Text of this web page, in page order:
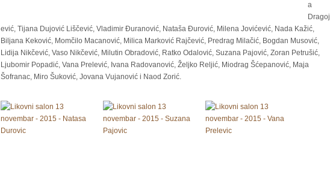
a
Dragoj
ević, Tijana Dujović Liščević, Vladimir Đuranović, Nataša Đurović, Milena Jovićević, Nada Kažić,
Biljana Keković, Momčilo Macanović, Milica Marković Rajčević, Predrag Milačić, Bogdan Musović,
Lidija Nikčević, Vaso Nikčević, Milutin Obradović, Ratko Odalović, Suzana Pajović, Zoran Petrušić,
Ljubomir Popadić, Vana Prelević, Ivana Radovanović, Željko Reljić, Miodrag Šćepanović, Maja
Šofranac, Miro Šuković, Jovana Vujanović i Naod Zorić.